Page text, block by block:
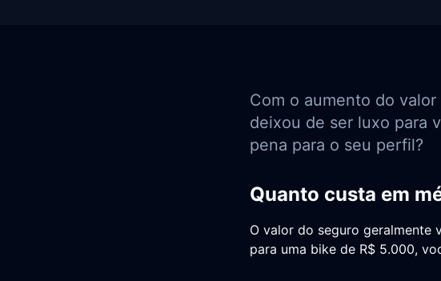
Com o aumento do
deixou de ser luxo para
pena para o seu perfil?
Quanto custa em
O valor do seguro geralmente
para uma bike de R$ 5.000,